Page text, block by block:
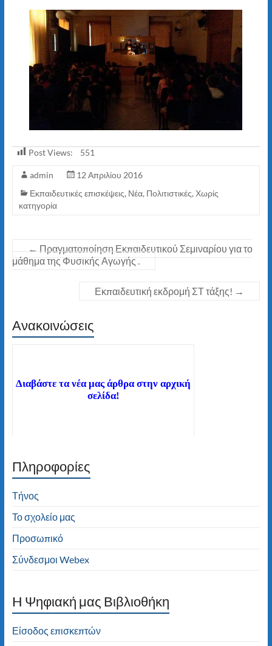
Post Views: 551
admin
12 Απριλίου 2016
Εκπαιδευτικές επισκέψεις, Νέα, Πολιτιστικές, Χωρίς
κατηγορία
← Πραγματοποίηση Εκπαιδευτικού Σεμιναρίου για το
μάθημα της Φυσικής Αγωγής .
Εκπαιδευτική εκδρομή ΣΤ τάξης! →
Ανακοινώσεις
Καλώς ήλθατε στον ιστότοπο του 2ου
Δημοτικού Σχολείου Τήνου! Καλή
Διαβάστε τα νέα μας άρθρα στην αρχική
σελίδα!
Πληροφορίες
Τήνος
Το σχολείο μας
Προσωπικό
Σύνδεσμοι Webex
H Ψηφιακή μας Βιβλιοθήκη
Είσοδος επισκεπτών